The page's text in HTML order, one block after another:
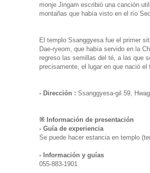
monje Jingam escribió una canción
montañas que había visto en el río
El templo Ssanggyesa fue el primer
Dae-ryeom, que había servido en la
regreso las semillas del té, a las que
precisamente, el lugar en que nació el
- Dirección : Ssanggyesa-gil 59,
※ Información de presentación
- Guía de experiencia
Se puede hacer estancia en templo
- Información y guías
055-883-1901